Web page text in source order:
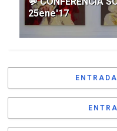
25ene'17